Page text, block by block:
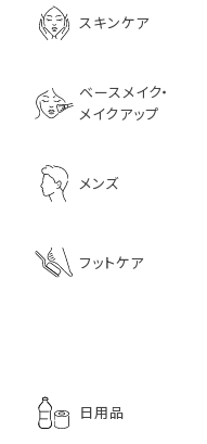
スキンケア
ベースメイク・
メイクアップ
メンズ
フットケア
日用品